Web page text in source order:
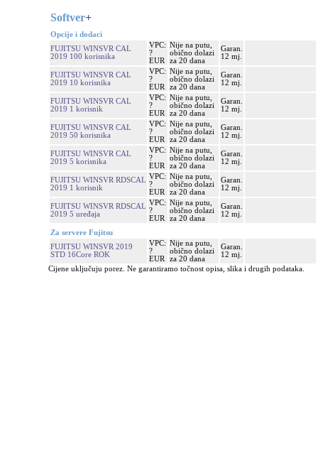
Softver+
Opcije i dodaci
FUJITSU WINSVR CAL
2019 100 korisnika
VPC:
?
EUR
Nije na putu,
obično dolazi
za 20 dana
Garan.
12 mj.
FUJITSU WINSVR CAL
2019 10 korisnika
VPC:
?
EUR
Nije na putu,
obično dolazi
za 20 dana
Garan.
12 mj.
FUJITSU WINSVR CAL
2019 1 korisnik
VPC:
?
EUR
Nije na putu,
obično dolazi
za 20 dana
Garan.
12 mj.
FUJITSU WINSVR CAL
2019 50 korisnika
VPC:
?
EUR
Nije na putu,
obično dolazi
za 20 dana
Garan.
12 mj.
FUJITSU WINSVR CAL
2019 5 korisnika
VPC:
?
EUR
Nije na putu,
obično dolazi
za 20 dana
Garan.
12 mj.
FUJITSU WINSVR RDSCAL
2019 1 korisnik
VPC:
?
EUR
Nije na putu,
obično dolazi
za 20 dana
Garan.
12 mj.
FUJITSU WINSVR RDSCAL
2019 5 uređaja
VPC:
?
EUR
Nije na putu,
obično dolazi
za 20 dana
Garan.
12 mj.
Za servere Fujitsu
FUJITSU WINSVR 2019
STD 16Core ROK
VPC:
?
EUR
Nije na putu,
obično dolazi
za 20 dana
Garan.
12 mj.
Cijene uključuju porez. Ne garantiramo točnost opisa, slika i drugih podataka.